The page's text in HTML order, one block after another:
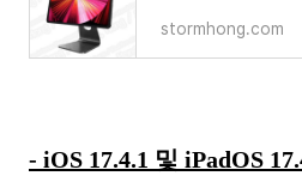
stormhong.com
- iOS 17.4.1 및 iPadOS